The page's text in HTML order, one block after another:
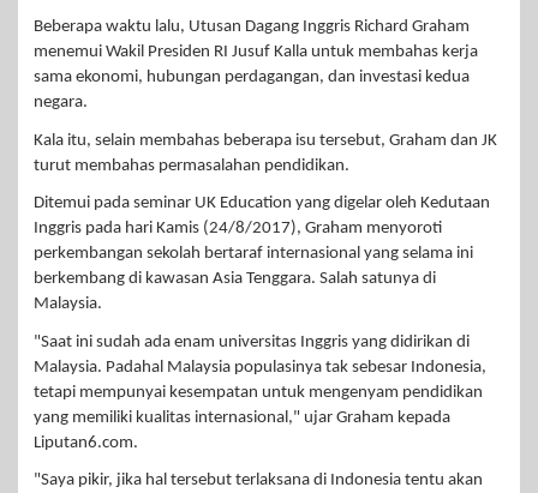
Beberapa waktu lalu, Utusan Dagang Inggris Richard Graham
menemui Wakil Presiden RI Jusuf Kalla untuk membahas kerja
sama ekonomi, hubungan perdagangan, dan investasi kedua
negara.
Kala itu, selain membahas beberapa isu tersebut, Graham dan JK
turut membahas permasalahan pendidikan.
Ditemui pada seminar UK Education yang digelar oleh Kedutaan
Inggris pada hari Kamis (24/8/2017), Graham menyoroti
perkembangan sekolah bertaraf internasional yang selama ini
berkembang di kawasan Asia Tenggara. Salah satunya di
Malaysia.
"Saat ini sudah ada enam universitas Inggris yang didirikan di
Malaysia. Padahal Malaysia populasinya tak sebesar Indonesia,
tetapi mempunyai kesempatan untuk mengenyam pendidikan
yang memiliki kualitas internasional," ujar Graham kepada
Liputan6.com.
"Saya pikir, jika hal tersebut terlaksana di Indonesia tentu akan